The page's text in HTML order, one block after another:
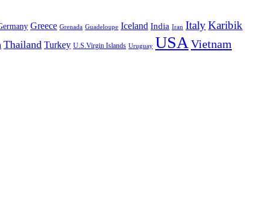
Greece Grenada Guadeloupe Iceland India Iran ItalyKaribik
Thailand Turkey U.S.Virgin Islands Uruguay USAVietnam